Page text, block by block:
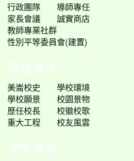
行政團隊
導師專任
家長會議
誠實商店
教師專業社群
性別平等委員會(建置)
愛在崙中
美崙校史
學校環境
學校願景
校園景物
歷任校長
校徽校歌
重大工程
校友風雲
學生專區